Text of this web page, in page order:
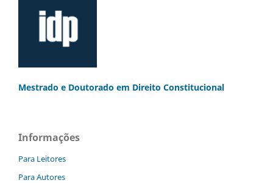
Mestrado e Doutorado em Direito Constitucional
Informações
Para Leitores
Para Autores